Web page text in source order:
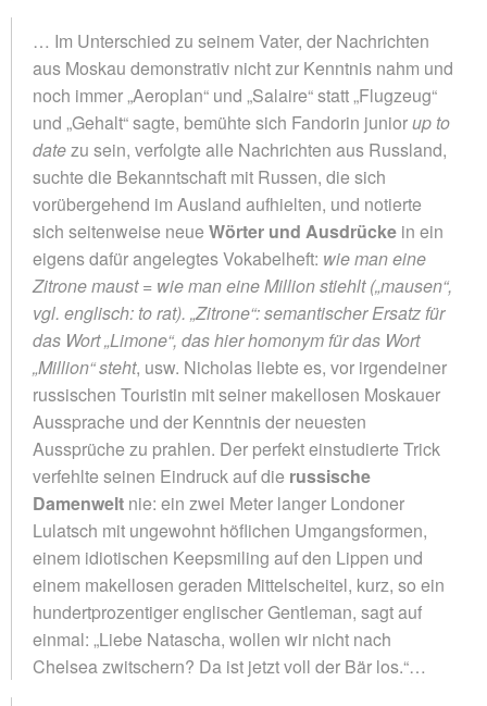
… Im Unterschied zu seinem Vater, der Nachrichten
aus Moskau demonstrativ nicht zur Kenntnis nahm und
noch immer „Aeroplan“ und „Salaire“ statt „Flugzeug“
und „Gehalt“ sagte, bemühte sich Fandorin juniorup to
datezu sein, verfolgte alle Nachrichten aus Russland,
suchte die Bekanntschaft mit Russen, die sich
vorübergehend im Ausland aufhielten, und notierte
sich seitenweise neue Wörter und Ausdrücke in ein
eigens dafür angelegtes Vokabelheft: wie man eine
Zitrone maust = wie man eine Million stiehlt („mausen“,
vgl. englisch: to rat). „Zitrone“: semantischer Ersatz für
das Wort „Limone“, das hier homonym für das Wort
„Million“ steht, usw. Nicholas liebte es, vor irgendeiner
russischen Touristin mit seiner makellosen Moskauer
Aussprache und der Kenntnis der neuesten
Aussprüche zu prahlen. Der perfekt einstudierte Trick
verfehlte seinen Eindruck auf die russische
Damenwelt nie: ein zwei Meter langer Londoner
Lulatsch mit ungewohnt höflichen Umgangsformen,
einem idiotischen Keepsmiling auf den Lippen und
einem makellosen geraden Mittelscheitel, kurz, so ein
hundertprozentiger englischer Gentleman, sagt auf
einmal: „Liebe Natascha, wollen wir nicht nach
Chelsea zwitschern? Da ist jetzt voll der Bär los.“…